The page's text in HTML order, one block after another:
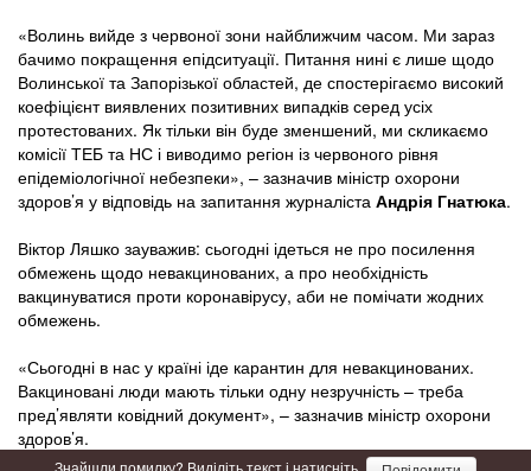
«Волинь вийде з червоної зони найближчим часом. Ми зараз
бачимо покращення епідситуації. Питання нині є лише щодо
Волинської та Запорізької областей, де спостерігаємо високий
коефіцієнт виявлених позитивних випадків серед усіх
протестованих. Як тільки він буде зменшений, ми скликаємо
комісії ТЕБ та НС і виводимо регіон із червоного рівня
епідеміологічної небезпеки», – зазначив міністр охорони
здоров’я у відповідь на запитання журналіста Андрія Гнатюка.
Віктор Ляшко зауважив: сьогодні ідеться не про посилення
обмежень щодо невакцинованих, а про необхідність
вакцинуватися проти коронавірусу, аби не помічати жодних
обмежень.
«Сьогодні в нас у країні іде карантин для невакцинованих.
Вакциновані люди мають тільки одну незручність – треба
пред’являти ковідний документ», – зазначив міністр охорони
здоров’я.
Знайшли помилку? Виділіть текст і натисніть